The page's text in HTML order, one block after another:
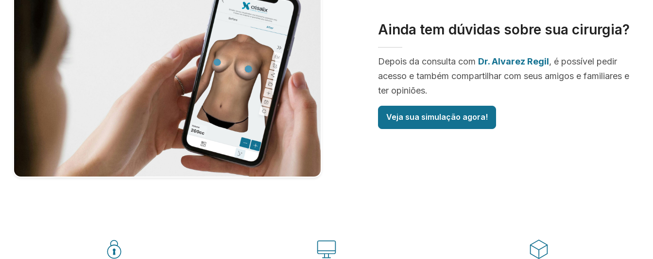
Ainda tem dúvidas sobre sua cirurgia?
Depois da consulta com Dr. Alvarez Regil, é possível pedir
acesso e também compartilhar com seus amigos e familiares e
ter opiniões.
Veja sua simulação agora!